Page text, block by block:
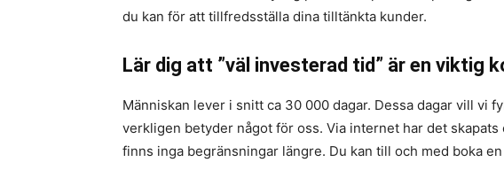
du kan för att tillfredsställa dina tilltänkta kunder.
Lär dig att ”väl investerad tid” är en viktig
Människan lever i snitt ca 30 000 dagar. Dessa dagar vill vi
verkligen betyder något för oss. Via internet har det skapats
finns inga begränsningar längre. Du kan till och med boka